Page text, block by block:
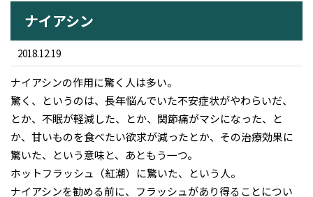
ナイアシン
2018.12.19
ナイアシンの作用に驚く人は多い。
驚く、というのは、長年悩んでいた不安症状がやわらいだ、
とか、不眠が軽減した、とか、関節痛がマシになった、と
か、甘いものを食べたい欲求が減ったとか、その治療効果に
驚いた、という意味と、あともう一つ。
ホットフラッシュ（紅潮）に驚いた、という人。
ナイアシンを勧める前に、フラッシュがあり得ることについ